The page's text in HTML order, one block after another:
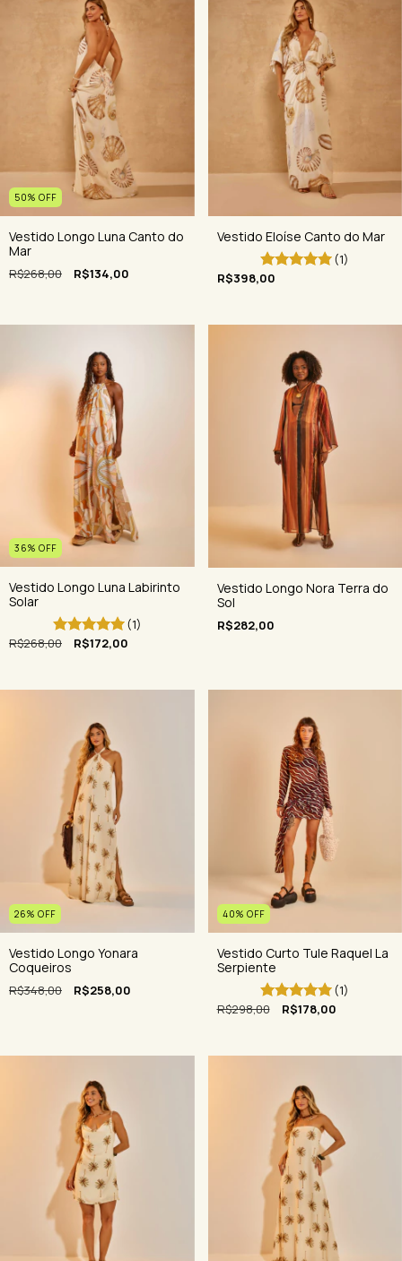
50% OFF
Vestido Longo Luna Canto do
Mar
R$268,00 R$134,00
Vestido Eloíse Canto do Mar
(1)
R$398,00
36% OFF
Vestido Longo Luna Labirinto
Solar
(1)
R$268,00
R$172,00
Vestido Longo Nora Terra do
Sol
R$282,00
26% OFF
Vestido Longo Yonara
Coqueiros
R$348,00 R$258,00
40% OFF
Vestido Curto Tule Raquel La
Serpiente
(1)
R$298,00
R$178,00